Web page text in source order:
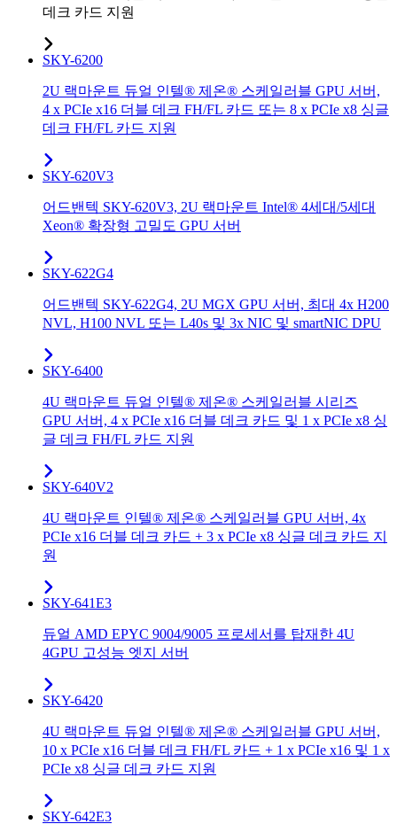
데크 카드 지원
SKY-6200
2U 랙마운트 듀얼 인텔® 제온® 스케일러블 GPU 서버,
4 x PCIe x16 더블 데크 FH/FL 카드 또는 8 x PCIe x8 싱글
데크 FH/FL 카드 지원
SKY-620V3
어드밴텍 SKY-620V3, 2U 랙마운트 Intel® 4세대/5세대
Xeon® 확장형 고밀도 GPU 서버
SKY-622G4
어드밴텍 SKY-622G4, 2U MGX GPU 서버, 최대 4x H200
NVL, H100 NVL 또는 L40s 및 3x NIC 및 smartNIC DPU
SKY-6400
4U 랙마운트 듀얼 인텔® 제온® 스케일러블 시리즈
GPU 서버, 4 x PCIe x16 더블 데크 카드 및 1 x PCIe x8 싱
글 데크 FH/FL 카드 지원
SKY-640V2
4U 랙마운트 인텔® 제온® 스케일러블 GPU 서버, 4x
PCIe x16 더블 데크 카드 + 3 x PCIe x8 싱글 데크 카드 지
원
SKY-641E3
듀얼 AMD EPYC 9004/9005 프로세서를 탑재한 4U
4GPU 고성능 엣지 서버
SKY-6420
4U 랙마운트 듀얼 인텔® 제온® 스케일러블 GPU 서버,
10 x PCIe x16 더블 데크 FH/FL 카드 + 1 x PCIe x16 및 1 x
PCIe x8 싱글 데크 카드 지원
SKY-642E3